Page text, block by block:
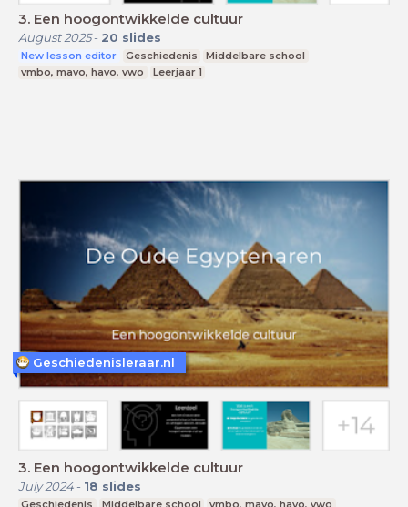
3. Een hoogontwikkelde cultuur
August 2025- 20 slides
New lesson editor Geschiedenis
Middelbare school
vmbo, mavo, havo, vwo
Leerjaar 1
3. Een hoogontwikkelde cultuur
July 2024- 18 slides
Geschiedenisleraar.nl